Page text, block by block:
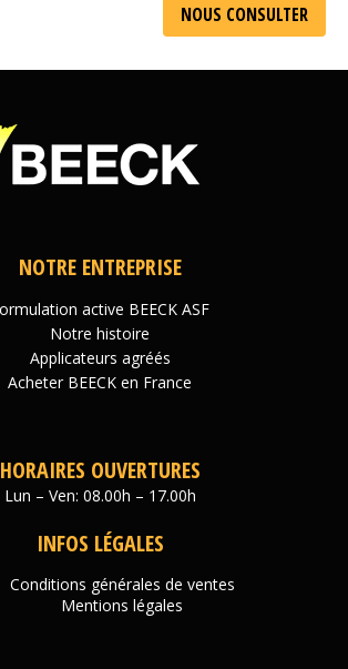
NOTRE ENTREPRISE
active BEECK ASF
Notre histoire
Applicateurs agréés
Acheter BEECK en France
HORAIRES OUVERTURES
Lun – Ven: 08.00h – 17.00h
INFOS LÉGALES
Conditions générales de ventes
Mentions légales